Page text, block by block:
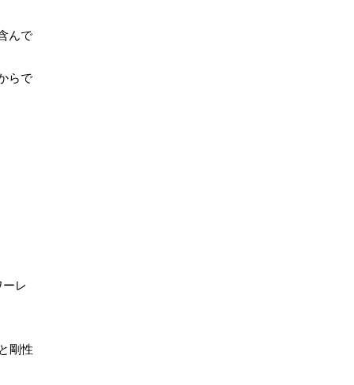
んで
らで
ーレ
剛性